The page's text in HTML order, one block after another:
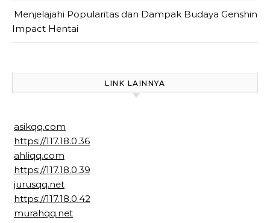
Menjelajahi Popularitas dan Dampak Budaya Genshin
Impact Hentai
LINK LAINNYA
asikqq.com
https://117.18.0.36
ahliqq.com
https://117.18.0.39
jurusqq.net
https://117.18.0.42
murahqq.net